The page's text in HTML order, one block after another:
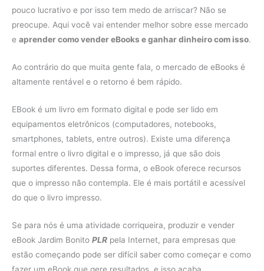
pouco lucrativo e por isso tem medo de arriscar? Não se
preocupe. Aqui você vai entender melhor sobre esse mercado
e aprender como vender eBooks e ganhar dinheiro com isso.
Ao contrário do que muita gente fala, o mercado de eBooks é
altamente rentável e o retorno é bem rápido.
EBook é um livro em formato digital e pode ser lido em
equipamentos eletrônicos (computadores, notebooks,
smartphones, tablets, entre outros). Existe uma diferença
formal entre o livro digital e o impresso, já que são dois
suportes diferentes. Dessa forma, o eBook oferece recursos
que o impresso não contempla. Ele é mais portátil e acessível
do que o livro impresso.
Se para nós é uma atividade corriqueira, produzir e vender
eBook Jardim Bonito PLR pela Internet, para empresas que
estão começando pode ser difícil saber como começar e como
fazer um eBook que gere resultados, e isso acaba